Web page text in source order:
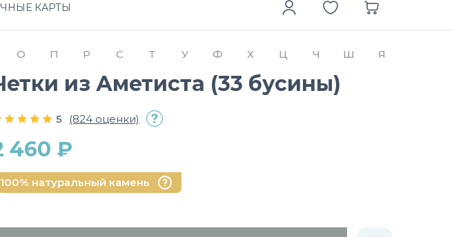
КАРТЫ
О П Р С Т У Ф Х Ц Ч Ш Я
из Аметиста (33 бусины)
5 (824 оценки)
460 ₽
100% натуральный камень